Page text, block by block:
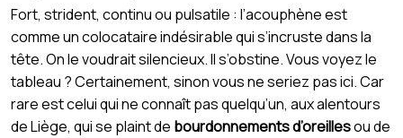
Fort, strident, continu ou pulsatile : l’acouphène est
comme un colocataire indésirable qui s’incruste dans la
tête. On le voudrait silencieux. Il s’obstine. Vous voyez le
tableau ? Certainement, sinon vous ne seriez pas ici. Car
rare est celui qui ne connaît pas quelqu’un, aux alentours
de Liège, qui se plaint de bourdonnements d’oreillesou de